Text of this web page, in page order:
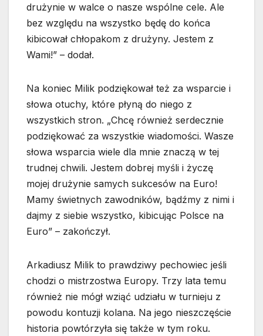
drużynie w walce o nasze wspólne cele. Ale
bez względu na wszystko będę do końca
kibicował chłopakom z drużyny. Jestem z
Wami!” – dodał.
Na koniec Milik podziękował też za wsparcie i
słowa otuchy, które płyną do niego z
wszystkich stron. „Chcę również serdecznie
podziękować za wszystkie wiadomości. Wasze
słowa wsparcia wiele dla mnie znaczą w tej
trudnej chwili. Jestem dobrej myśli i życzę
mojej drużynie samych sukcesów na Euro!
Mamy świetnych zawodników, bądźmy z nimi i
dajmy z siebie wszystko, kibicując Polsce na
Euro” – zakończył.
Arkadiusz Milik to prawdziwy pechowiec jeśli
chodzi o mistrzostwa Europy. Trzy lata temu
również nie mógł wziąć udziału w turnieju z
powodu kontuzji kolana. Na jego nieszczęście
historia powtórzyła się także w tym roku.